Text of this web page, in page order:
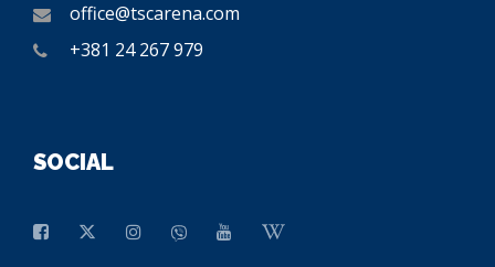
office@tscarena.com
+381 24 267 979
SOCIAL